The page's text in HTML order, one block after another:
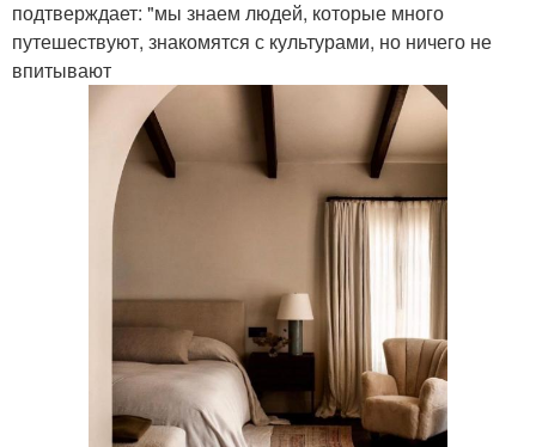
подтверждает: "мы знаем людей, которые много
путешествуют, знакомятся с культурами, но ничего не
впитывают